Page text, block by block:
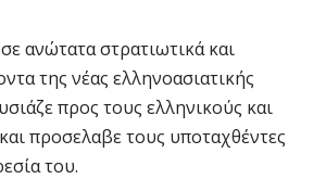
ανώτατα στρατιωτικά και
της νέας ελληνοασιατικής
προς τους ελληνικούς και
προσελαβε τους υποταχθέντες
του.